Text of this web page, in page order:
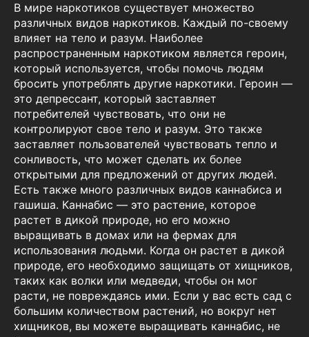
В мире наркотиков существует множество
различных видов наркотиков. Каждый по-своему
влияет на тело и разум. Наиболее
распространенным наркотиком является героин,
который используется, чтобы помочь людям
бросить употреблять другие наркотики. Героин —
это депрессант, который заставляет
потребителей чувствовать, что они не
контролируют свое тело и разум. Это также
заставляет пользователей чувствовать тепло и
сонливость, что может сделать их более
открытыми для предложений от других людей.
Есть также много различных видов каннабиса и
гашиша. Каннабис — это растение, которое
растет в дикой природе, но его можно
выращивать в домах или на фермах для
использования людьми. Когда он растет в дикой
природе, его необходимо защищать от хищников,
таких как волки или медведи, чтобы он мог
расти, не повреждаясь ими. Если у вас есть сад с
большим количеством растений, но вокруг нет
хищников, вы можете выращивать каннабис, не